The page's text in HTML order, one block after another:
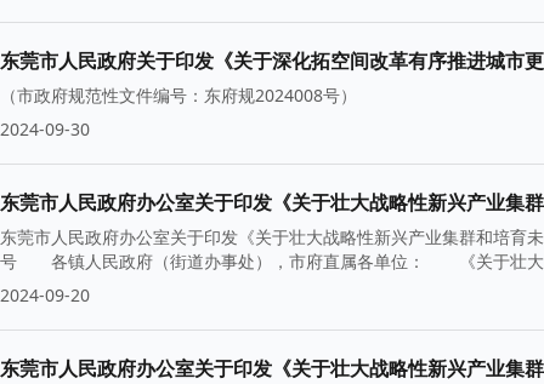
东莞市人民政府关于印发《关于深化拓空间改革有序推进城市
（市政府规范性文件编号：东府规2024008号）
2024-09-30
东莞市人民政府办公室关于印发《关于壮大战略性新兴产业集
东莞市人民政府办公室关于印发《关于壮大战略性新兴产业集群和培
号 各镇人民政府（街道办事处），市府直属各单位： 《关于壮大
2024-09-20
东莞市人民政府办公室关于印发《关于壮大战略性新兴产业集